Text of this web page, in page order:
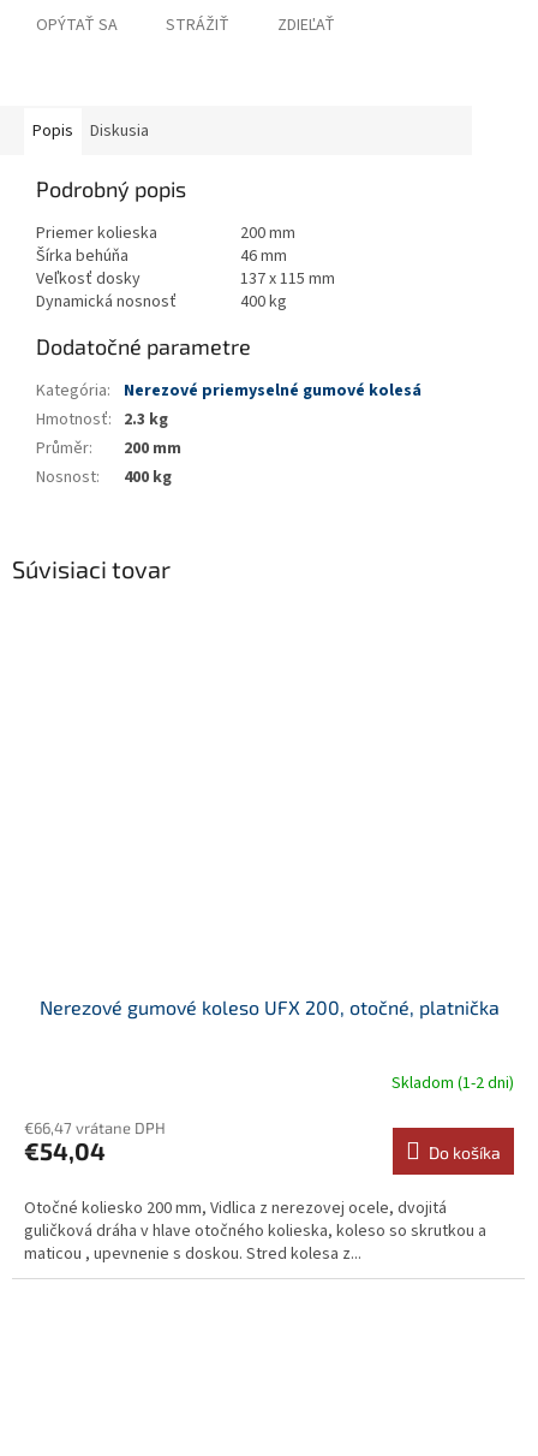
OPÝTAŤ SA STRÁŽIŤ ZDIEĽAŤ
Súvisiaci tovar
Nerezové gumové koleso UFX 200, otočné, platnička
Skladom (1-2 dni)
€66,47 vrátane DPH
€54,04 Do košíka
Otočné koliesko 200 mm, Vidlica z nerezovej ocele, dvojitá
guličková dráha v hlave otočného kolieska, koleso so skrutkou a
maticou , upevnenie s doskou. Stred kolesa z...
Popis Diskusia
Podrobný popis
Priemer kolieska
200 mm
Šírka behúňa
46 mm
Veľkosť dosky
137 x 115 mm
Dynamická nosnosť
400 kg
Dodatočné parametre
Kategória:
Nerezové priemyselné gumové kolesá
Hmotnosť: 2.3 kg
Průměr:
200 mm
Nosnost: 400 kg